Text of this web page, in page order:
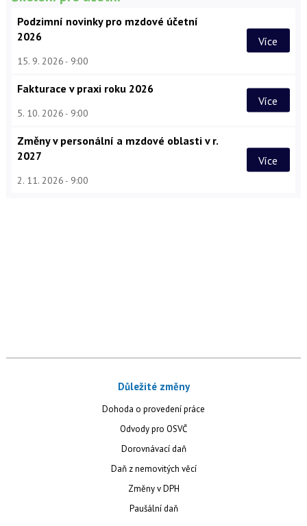
Podzimní novinky pro mzdové účetní
2026
15. 9. 2026 9:00
Více
Fakturace v praxi roku 2026
5. 10. 2026 9:00
Více
Změny v personální a mzdové oblasti v r.
2027
2. 11. 2026 9:00
Více
Důležité změny
Dohoda o provedení práce
Odvody pro OSVČ
Dorovnávací daň
Daň z nemovitých věcí
Změny v DPH
Paušální daň